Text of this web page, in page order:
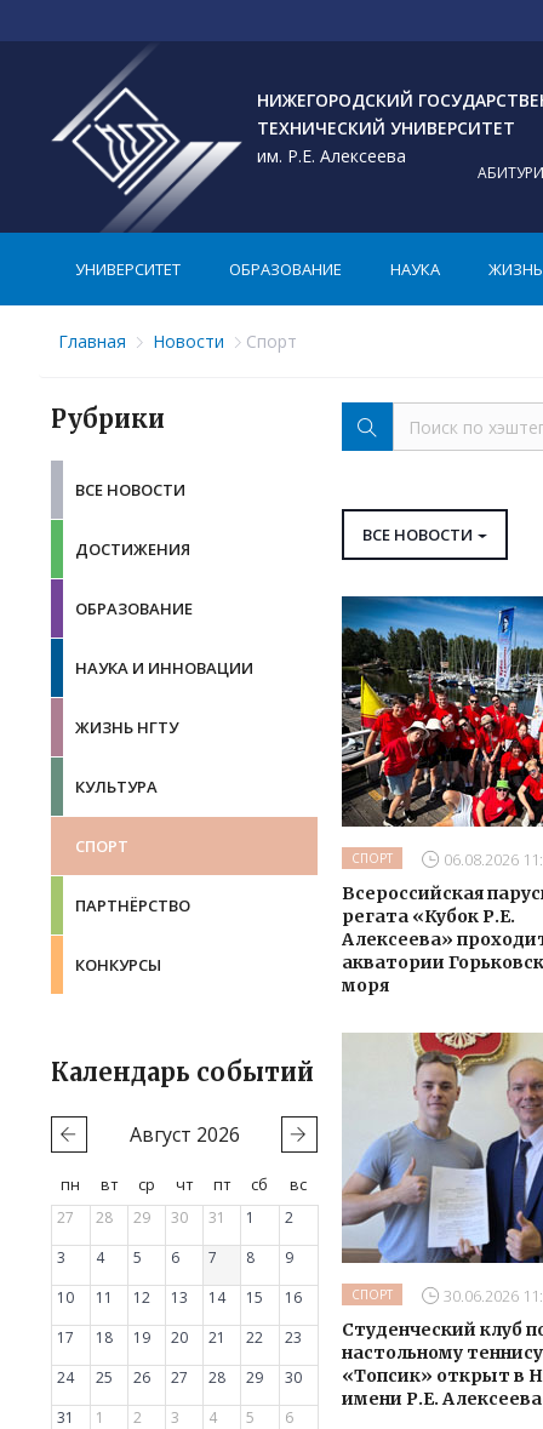
НИЖЕГОРОДСКИЙ
ТЕХНИЧЕСКИЙ УНИВЕРСИТЕТ
им. Р.Е. Алексеева
УНИВЕРСИТЕТ ОБРАЗОВАНИЕ НАУКА ЖИЗНЬ
Главная Новости Спорт
Рубрики
ВСЕ НОВОСТИ
ДОСТИЖЕНИЯ
ОБРАЗОВАНИЕ
НАУКА И ИННОВАЦИИ
ЖИЗНЬ НГТУ
КУЛЬТУРА
СПОРТ
ПАРТНЁРСТВО
КОНКУРСЫ
Календарь событий
Август 2026
пн вт ср чт пт сб
вс
27
28 29 30 31 1
2
3
4 5 6 7 8
9
10
11 12 13 14 15
16
17
18 19 20 21 22
23
24
25 26 27 28 29
30
31
1 2 3 4 5 6
ВСЕ НОВОСТИ
СПОРТ
06.08.2026
Всероссийская
регата «Кубок Р.Е.
Алексеева»
акватории
моря
СПОРТ
30.06.2026
Студенческий клуб
настольному теннису
«Топсик» открыт в
имени Р.Е. Алексеева